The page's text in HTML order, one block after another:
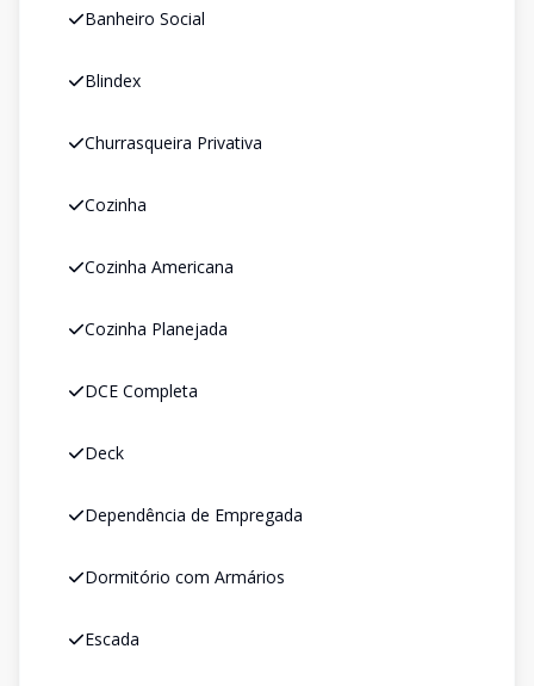
Banheiro Social
Blindex
Churrasqueira Privativa
Cozinha
Cozinha Americana
Cozinha Planejada
DCE Completa
Deck
Dependência de Empregada
Dormitório com Armários
Escada